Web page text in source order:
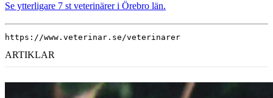
Se ytterligare 7 st veterinärer i Örebro län.
https://www.veterinar.se/veterinarer
ARTIKLAR